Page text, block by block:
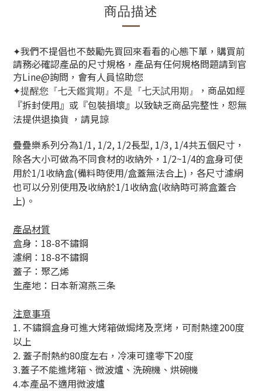
商品描述
✦我們不提倡也不鼓勵先買回來看看的心態下單，購買前
請務必確認產品的尺寸規格，產品有任何規格問題請到官
方Line@詢問，會有人員協助您
✦提醒您『七天鑑賞期』不是『七天試用期』
，商品如經
『拆封使用』或『包裝損壞』以致缺乏商品完整性 ，恕無
法提供退換貨 ，請見諒
疊疊樂系列分為1/1, 1/2, 1/2長型, 1/3, 1/4共五個尺寸，
除各大小可做為不同食材的收納外，1/2~1/4的盒身可使
用於1/1收納盒(備料時使用/盒蓋無法合上)，各尺寸濾網
也可以分別使用及收納於1/1收納盒(收納時可將盒蓋合
上)。
產品材質
盒身：18-8不鏽鋼
濾網：18-8不鏽鋼
蓋子：聚乙烯
生產地：日本新瀉燕三条
注意事項
1. 不鏽鋼盒身可進大烤箱做焗烤及烹烤，可耐熱達200度
以上
2. 蓋子耐熱約80度左右，冷凍可達零下20度
3.蓋子不能進烤箱、微波爐、洗碗機、烘碗機
4.本產品不適用微波爐